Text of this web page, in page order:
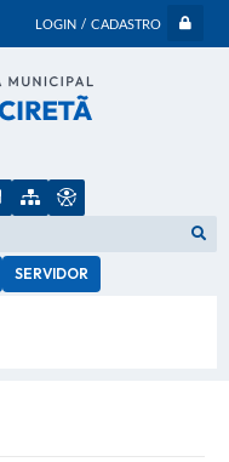
LOGIN / CADASTRO
SERVIDOR